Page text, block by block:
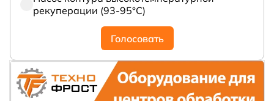
рекуперации (93-95°С)
Голосовать